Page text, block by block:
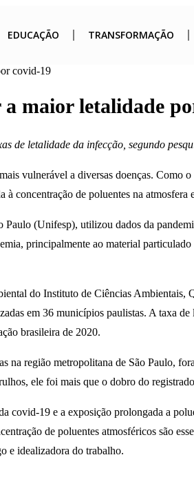
EDUCAÇÃO TRANSFORMAÇÃO
covid-19
maior letalidade
de letalidade da infecção, segundo
vulnerável a diversas doenças. Como
concentração de poluentes na atmosfera
(Unifesp), utilizou dados da
principalmente ao material
do Instituto de Ciências
em 36 municípios paulistas. A taxa
brasileira de 2020.
região metropolitana de São Paulo,
ele foi mais que o dobro do
covid-19 e a exposição prolongada a
de poluentes atmosféricos são
e idealizadora do trabalho.